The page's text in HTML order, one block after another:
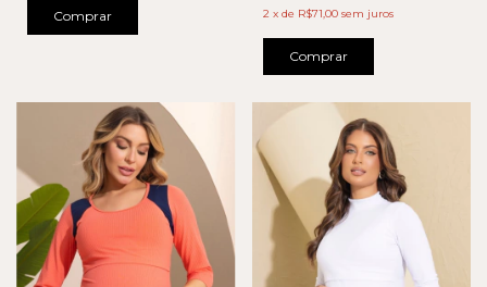
Comprar
2 x de R$71,00 sem juros
Comprar